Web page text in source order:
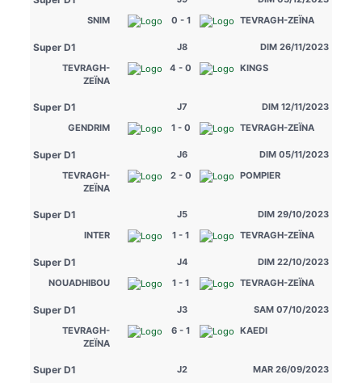
SNIM
0 - 1 TEVRAGH-ZEÏNA
Super D1 J8
DIM 26/11/2023
TEVRAGH-
ZEÏNA
4 - 0 KINGS
Super D1 J7
DIM 12/11/2023
GENDRIM
1 - 0 TEVRAGH-ZEÏNA
Super D1 J6
DIM 05/11/2023
TEVRAGH-
ZEÏNA
2 - 0 POMPIER
Super D1 J5
DIM 29/10/2023
INTER
1 - 1 TEVRAGH-ZEÏNA
Super D1 J4
DIM 22/10/2023
NOUADHIBOU
1 - 1 TEVRAGH-ZEÏNA
Super D1 J3
SAM 07/10/2023
TEVRAGH-
ZEÏNA
6 - 1 KAEDI
Super D1 J2
MAR 26/09/2023